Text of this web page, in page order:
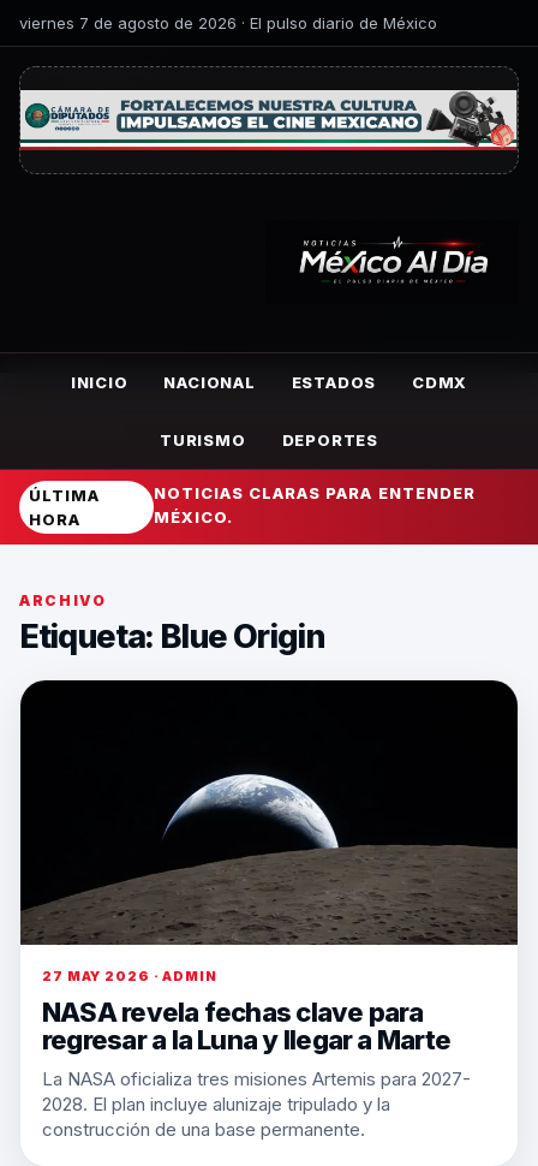
viernes 7 de agosto de 2026 · El pulso diario de México
INICIO NACIONAL ESTADOS CDMX
TURISMO DEPORTES
ÚLTIMA
HORA
NOTICIAS CLARAS PARA ENTENDER
MÉXICO.
ARCHIVO
Etiqueta: Blue Origin
27 MAY 2026 · ADMIN
NASA revela fechas clave para
regresar a la Luna y llegar a Marte
La NASA oficializa tres misiones Artemis para 2027-
2028. El plan incluye alunizaje tripulado y la
construcción de una base permanente.